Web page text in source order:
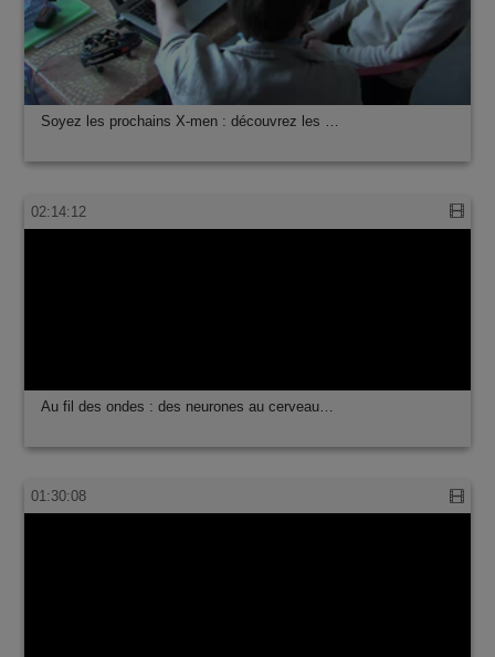
Impact des pratiques de méditation sur le …
00:31:39
Soyez les prochains X-men : découvrez les …